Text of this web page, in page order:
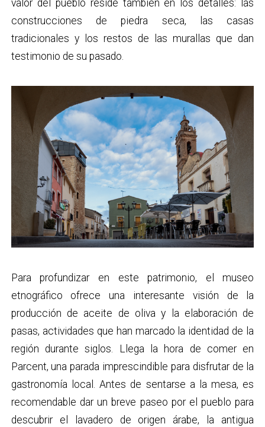
valor del pueblo reside también en los detalles: las
construcciones de piedra seca, las casas
tradicionales y los restos de las murallas que dan
testimonio de su pasado.
Para profundizar en este patrimonio, el museo
etnográfico ofrece una interesante visión de la
producción de aceite de oliva y la elaboración de
pasas, actividades que han marcado la identidad de la
región durante siglos. Llega la hora de comer en
Parcent, una parada imprescindible para disfrutar de la
gastronomía local. Antes de sentarse a la mesa, es
recomendable dar un breve paseo por el pueblo para
descubrir el lavadero de origen árabe, la antigua